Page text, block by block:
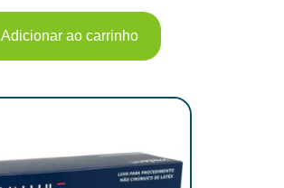
Adicionar ao carrinho